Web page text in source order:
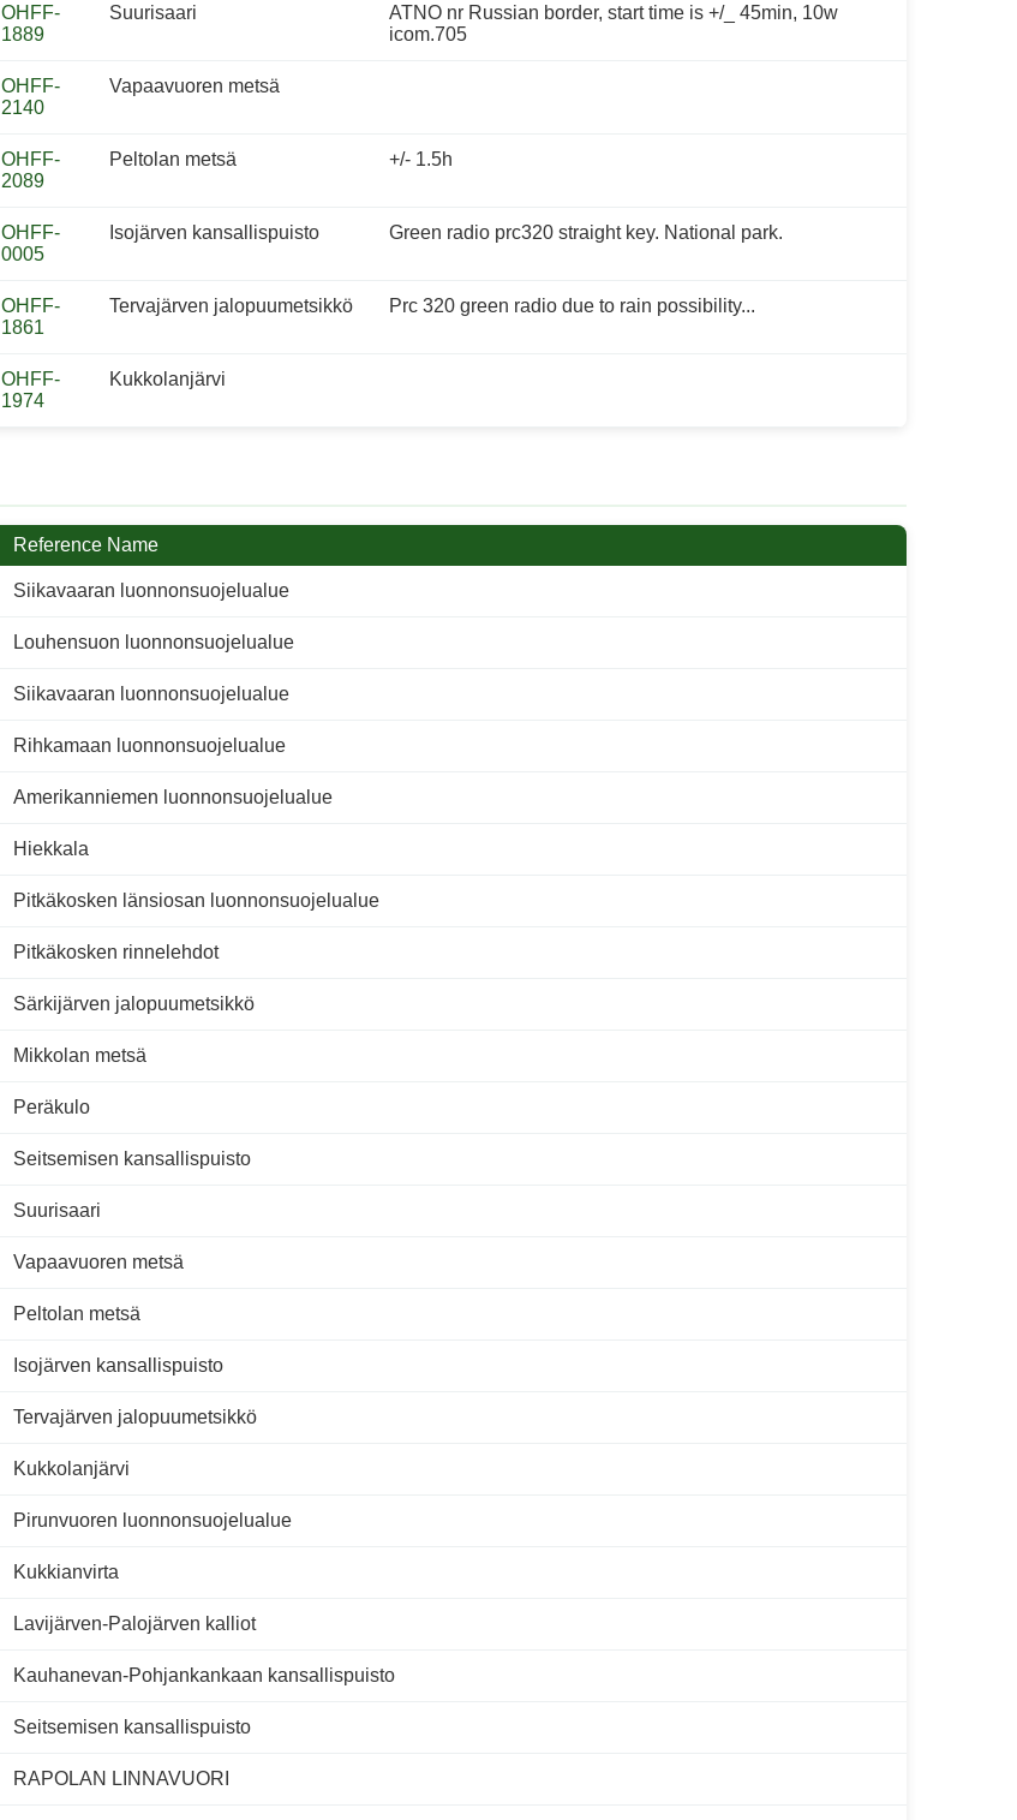
OHFF-
1889
Suurisaari
ATNO nr Russian border, start time is +/_ 45min, 10w
icom.705
OHFF-
2140
Vapaavuoren metsä
OHFF-
2089
Peltolan metsä +/- 1.5h
OHFF-
0005
Isojärven kansallispuisto Green radio prc320 straight key. National park.
OHFF-
1861
Tervajärven jalopuumetsikkö Prc 320 green radio due to rain possibility...
OHFF-
1974
Kukkolanjärvi
Reference Name
Siikavaaran luonnonsuojelualue
Louhensuon luonnonsuojelualue
Siikavaaran luonnonsuojelualue
Rihkamaan luonnonsuojelualue
Amerikanniemen luonnonsuojelualue
Hiekkala
Pitkäkosken länsiosan luonnonsuojelualue
Pitkäkosken rinnelehdot
Särkijärven jalopuumetsikkö
Mikkolan metsä
Peräkulo
Seitsemisen kansallispuisto
Suurisaari
Vapaavuoren metsä
Peltolan metsä
Isojärven kansallispuisto
Tervajärven jalopuumetsikkö
Kukkolanjärvi
Pirunvuoren luonnonsuojelualue
Kukkianvirta
Lavijärven-Palojärven kalliot
Kauhanevan-Pohjankankaan kansallispuisto
Seitsemisen kansallispuisto
RAPOLAN LINNAVUORI